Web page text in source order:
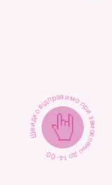
Швидко відправимо при замовленні до 14-00